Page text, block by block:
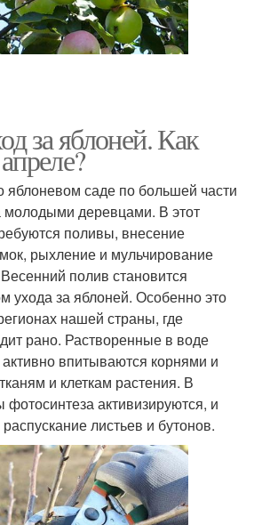
за яблоней. Как
яблоневом саде по большей части
молодыми деревцами. В этот
поливы, внесение
рыхление и мульчирование
полив становится
ухода за яблоней. Особенно это
нашей страны, где
рано. Растворенные в воде
впитываются корнями и
и клеткам растения. В
фотосинтеза активизируются, и
листьев и бутонов.